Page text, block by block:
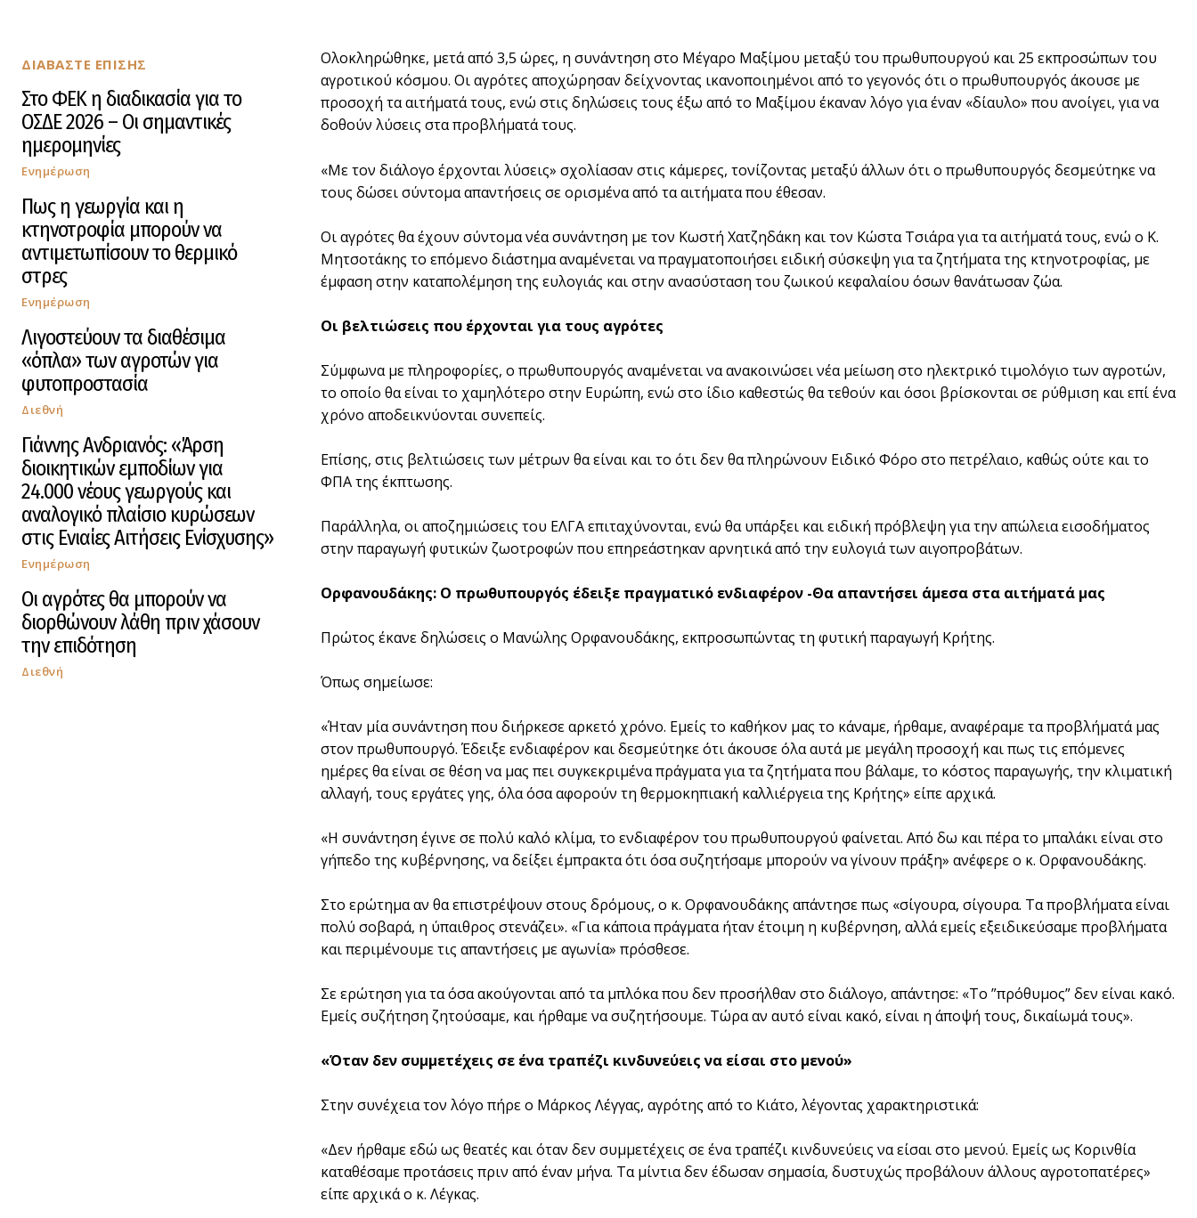
ΔΙΑΒΑΣΤΕ ΕΠΙΣΗΣ
Στο ΦΕΚ η διαδικασία για το
ΟΣΔΕ 2026 – Οι σημαντικές
ημερομηνίες
Ενημέρωση
Πως η γεωργία και η
κτηνοτροφία μπορούν να
αντιμετωπίσουν το θερμικό
στρες
Ενημέρωση
Λιγοστεύουν τα διαθέσιμα
«όπλα» των αγροτών για
φυτοπροστασία
Διεθνή
Γιάννης Ανδριανός: «Άρση
διοικητικών εμποδίων για
24.000 νέους γεωργούς και
αναλογικό πλαίσιο κυρώσεων
στις Ενιαίες Αιτήσεις Ενίσχυσης»
Ενημέρωση
Οι αγρότες θα μπορούν να
διορθώνουν λάθη πριν χάσουν
την επιδότηση
Διεθνή
Ολοκληρώθηκε, μετά από 3,5 ώρες, η συνάντηση στο Μέγαρο Μαξίμου μεταξύ του πρωθυπουργού και 25 εκπροσώπων του
αγροτικού κόσμου. Οι αγρότες αποχώρησαν δείχνοντας ικανοποιημένοι από το γεγονός ότι ο πρωθυπουργός άκουσε με
προσοχή τα αιτήματά τους, ενώ στις δηλώσεις τους έξω από το Μαξίμου έκαναν λόγο για έναν «δίαυλο» που ανοίγει, για να
δοθούν λύσεις στα προβλήματά τους.
«Με τον διάλογο έρχονται λύσεις» σχολίασαν στις κάμερες, τονίζοντας μεταξύ άλλων ότι ο πρωθυπουργός δεσμεύτηκε να
τους δώσει σύντομα απαντήσεις σε ορισμένα από τα αιτήματα που έθεσαν.
Οι αγρότες θα έχουν σύντομα νέα συνάντηση με τον Κωστή Χατζηδάκη και τον Κώστα Τσιάρα για τα αιτήματά τους, ενώ ο Κ.
Μητσοτάκης το επόμενο διάστημα αναμένεται να πραγματοποιήσει ειδική σύσκεψη για τα ζητήματα της κτηνοτροφίας, με
έμφαση στην καταπολέμηση της ευλογιάς και στην ανασύσταση του ζωικού κεφαλαίου όσων θανάτωσαν ζώα.
Οι βελτιώσεις που έρχονται για τους αγρότες
Σύμφωνα με πληροφορίες, ο πρωθυπουργός αναμένεται να ανακοινώσει νέα μείωση στο ηλεκτρικό τιμολόγιο των αγροτών,
το οποίο θα είναι το χαμηλότερο στην Ευρώπη, ενώ στο ίδιο καθεστώς θα τεθούν και όσοι βρίσκονται σε ρύθμιση και επί ένα
χρόνο αποδεικνύονται συνεπείς.
Επίσης, στις βελτιώσεις των μέτρων θα είναι και το ότι δεν θα πληρώνουν Ειδικό Φόρο στο πετρέλαιο, καθώς ούτε και το
ΦΠΑ της έκπτωσης.
Παράλληλα, οι αποζημιώσεις του ΕΛΓΑ επιταχύνονται, ενώ θα υπάρξει και ειδική πρόβλεψη για την απώλεια εισοδήματος
στην παραγωγή φυτικών ζωοτροφών που επηρεάστηκαν αρνητικά από την ευλογιά των αιγοπροβάτων.
Ορφανουδάκης: Ο πρωθυπουργός έδειξε πραγματικό ενδιαφέρον -Θα απαντήσει άμεσα στα αιτήματά μας
Πρώτος έκανε δηλώσεις ο Μανώλης Ορφανουδάκης, εκπροσωπώντας τη φυτική παραγωγή Κρήτης.
Όπως σημείωσε:
«Ήταν μία συνάντηση που διήρκεσε αρκετό χρόνο. Εμείς το καθήκον μας το κάναμε, ήρθαμε, αναφέραμε τα προβλήματά μας
στον πρωθυπουργό. Έδειξε ενδιαφέρον και δεσμεύτηκε ότι άκουσε όλα αυτά με μεγάλη προσοχή και πως τις επόμενες
ημέρες θα είναι σε θέση να μας πει συγκεκριμένα πράγματα για τα ζητήματα που βάλαμε, το κόστος παραγωγής, την κλιματική
αλλαγή, τους εργάτες γης, όλα όσα αφορούν τη θερμοκηπιακή καλλιέργεια της Κρήτης» είπε αρχικά.
«Η συνάντηση έγινε σε πολύ καλό κλίμα, το ενδιαφέρον του πρωθυπουργού φαίνεται. Από δω και πέρα το μπαλάκι είναι στο
γήπεδο της κυβέρνησης, να δείξει έμπρακτα ότι όσα συζητήσαμε μπορούν να γίνουν πράξη» ανέφερε ο κ. Ορφανουδάκης.
Στο ερώτημα αν θα επιστρέψουν στους δρόμους, ο κ. Ορφανουδάκης απάντησε πως «σίγουρα, σίγουρα. Τα προβλήματα είναι
πολύ σοβαρά, η ύπαιθρος στενάζει». «Για κάποια πράγματα ήταν έτοιμη η κυβέρνηση, αλλά εμείς εξειδικεύσαμε προβλήματα
και περιμένουμε τις απαντήσεις με αγωνία» πρόσθεσε.
Σε ερώτηση για τα όσα ακούγονται από τα μπλόκα που δεν προσήλθαν στο διάλογο, απάντησε: «Το ”πρόθυμος” δεν είναι κακό.
Εμείς συζήτηση ζητούσαμε, και ήρθαμε να συζητήσουμε. Τώρα αν αυτό είναι κακό, είναι η άποψή τους, δικαίωμά τους».
«Όταν δεν συμμετέχεις σε ένα τραπέζι κινδυνεύεις να είσαι στο μενού»
Στην συνέχεια τον λόγο πήρε ο Μάρκος Λέγγας, αγρότης από το Κιάτο, λέγοντας χαρακτηριστικά:
«Δεν ήρθαμε εδώ ως θεατές και όταν δεν συμμετέχεις σε ένα τραπέζι κινδυνεύεις να είσαι στο μενού. Εμείς ως Κορινθία
καταθέσαμε προτάσεις πριν από έναν μήνα. Τα μίντια δεν έδωσαν σημασία, δυστυχώς προβάλουν άλλους αγροτοπατέρες»
είπε αρχικά ο κ. Λέγκας.